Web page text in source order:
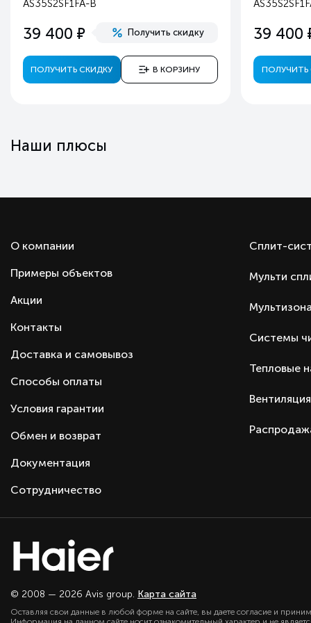
Автоматический перезапуск
Самоочистка
Самодиагностика неисправностей
Страна производства
AS35S2SF1FA-B
39 400 е Получить скидку
ПОЛУЧИТЬ СКИДКУ В КОРЗИНУ
39 400
ПОЛУЧИТЬ
Наши плюсы
О компании
Примеры объектов
Акции
Контакты
Доставка и самовывоз
Способы оплаты
Условия гарантии
Обмен и возврат
Документация
Сотрудничество
Сплит-
Мульти
Системы
Тепловые
Вентиляция
© 2008 — 2026 Avis group. Карта сайта
Оставляя свои данные в любой форме на сайте, вы даете согласие и